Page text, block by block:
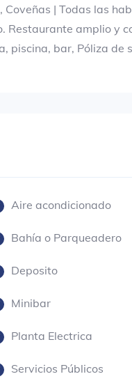
| Todas las
Restaurante amplio y
piscina, bar, Póliza de
Aire acondicionado
Bahía o Parqueadero
Deposito
Minibar
Planta Electrica
Servicios Públicos